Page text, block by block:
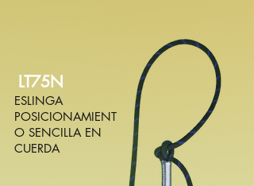
LT75N
ESLINGA
POSICIONAMIENT
O SENCILLA EN
CUERDA